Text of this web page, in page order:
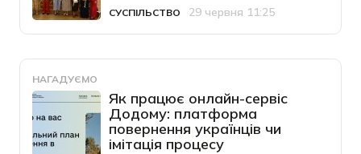
Категорія
СУСПІЛЬСТВО
Дата публікації29 червня 11:25
НАГАДУЄМО
Як працює онлайн-сервіс
Додому: платформа
повернення українців чи
імітація процесу